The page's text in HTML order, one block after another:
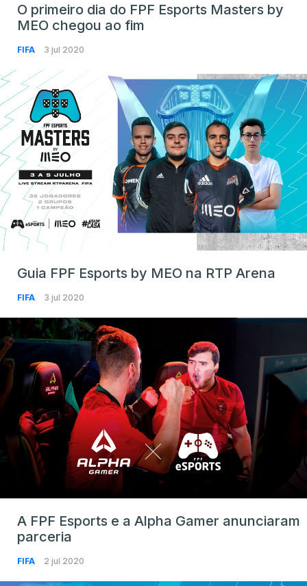
O primeiro dia do FPF Esports Masters by
MEO chegou ao fim
FIFA 3 jul 2020
Guia FPF Esports by MEO na RTP Arena
FIFA 3 jul 2020
A FPF Esports e a Alpha Gamer anunciaram
parceria
FIFA 2 jul 2020